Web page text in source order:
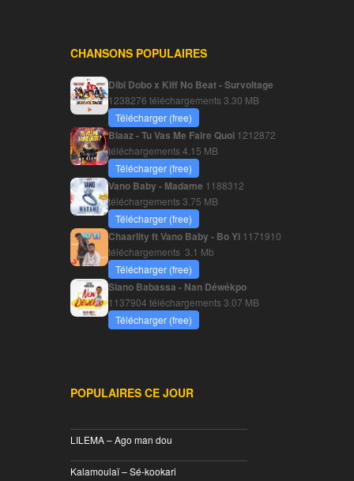
CHANSONS POPULAIRES
Dibi Dobo x Kiff No Beat - Survoltage
1238276 téléchargements3.30 MB
Télécharger (free)
Blaaz - Tu Vas Me Faire Quoi 1212872
téléchargements4.15 MB
Télécharger (free)
Vano Baby - Madame 1188312
téléchargements3.75 MB
Télécharger (free)
Chaarlity ft Vano Baby - Bo Yi 1171910
téléchargements 3.1 Mb
Télécharger (free)
Siano Babassa - Nan Déwékpo
1137904 téléchargements3.07 MB
Télécharger (free)
POPULAIRES CE JOUR
LILEMA – Ago man dou
Kalamoulaï – Sé-kookari